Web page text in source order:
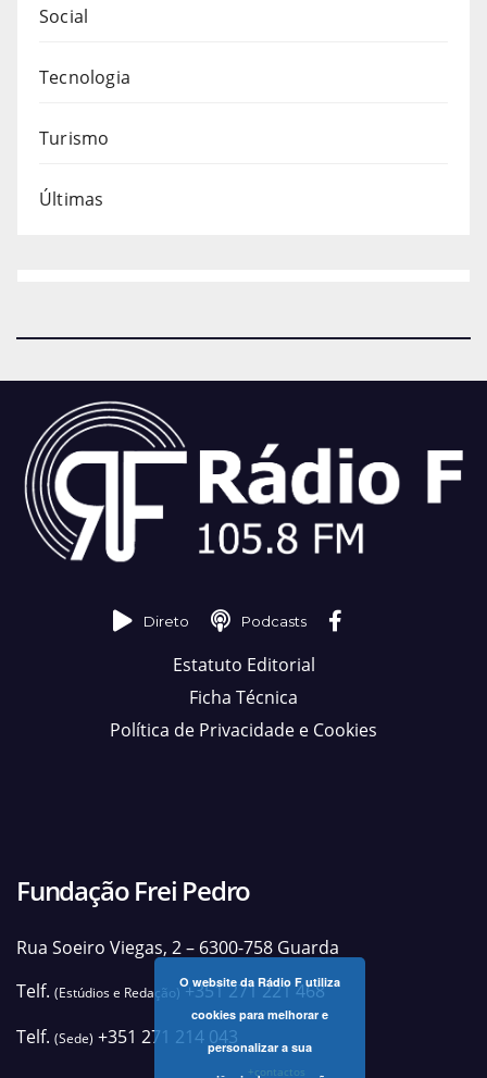
Social
Tecnologia
Turismo
Últimas
Direto Podcasts
Estatuto Editorial
Ficha Técnica
Política de Privacidade e Cookies
Fundação Frei Pedro
Rua Soeiro Viegas, 2 – 6300-758 Guarda
Telf. (Estúdios e Redação)+351 271 221 468
Telf. (Sede) +351 271 214 043
+contactos
O website da Rádio F utiliza
cookies para melhorar e
personalizar a sua